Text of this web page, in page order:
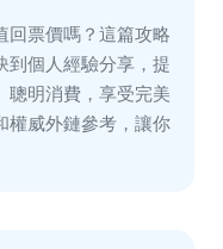
回票價嗎？這篇攻略
到個人經驗分享，提
聰明消費，享受完美
權威外鏈參考，讓你